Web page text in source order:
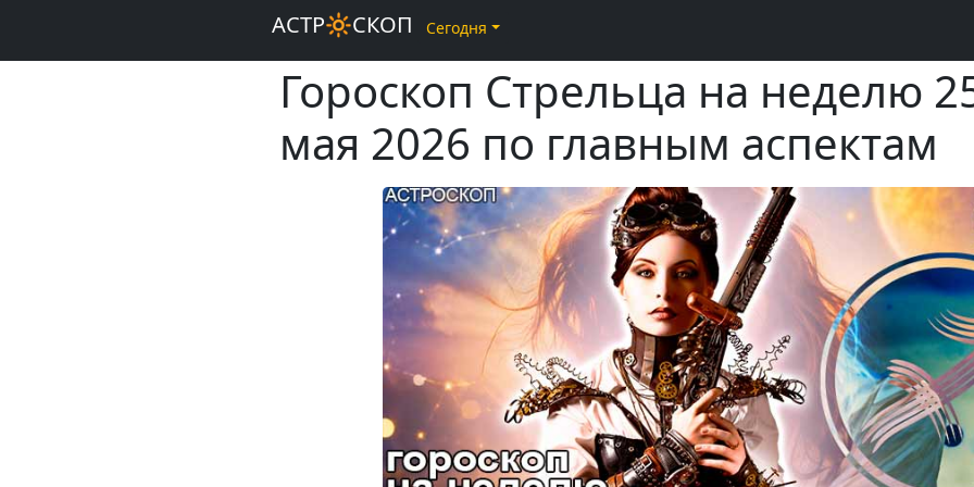
Гороскоп Стрельца на неделю
мая 2026 по главным аспектам
АСТР🔆СКОП Сегодня